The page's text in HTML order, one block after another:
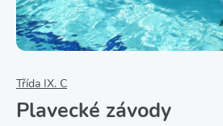
Třída IX. C
Plavecké závody